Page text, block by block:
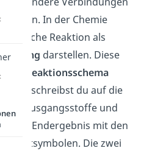
werden. In der Chemie
solche Reaktion als
darstellen. Diese
als
Reaktionsschema
schreibst du auf die
Ausgangsstoffe und
das Endergebnis mit den
Die zwei